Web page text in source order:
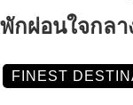
กผ่อนใจกลา
FINEST